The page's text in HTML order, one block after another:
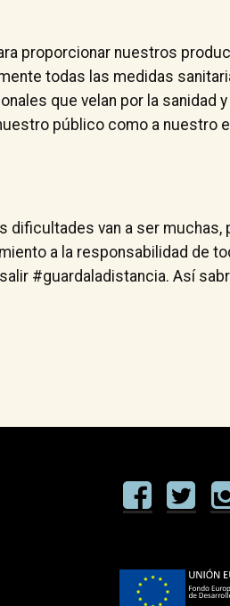
proporcionar nuestros
todas las medidas
que velan por la sanidad
público como a nuestro
dificultades van a ser
a la responsabilidad de
#guardaladistancia. Así